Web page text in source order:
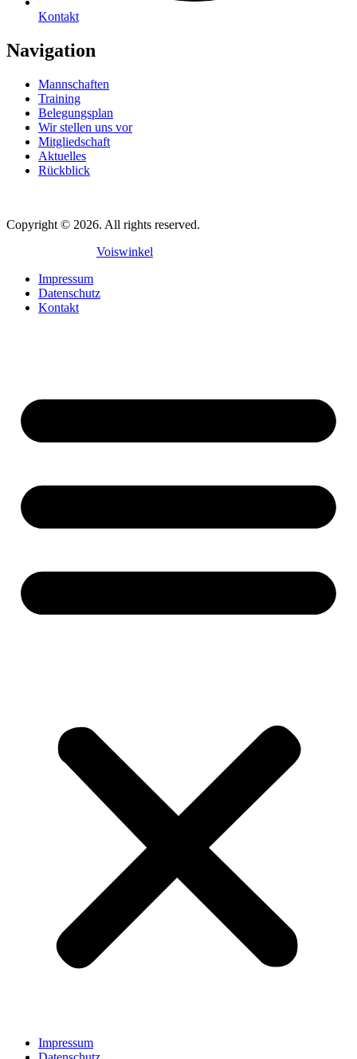
Kontakt
Navigation
Mannschaften
Training
Belegungsplan
Wir stellen uns vor
Mitgliedschaft
Aktuelles
Rückblick
Copyright © 2026. All rights reserved.
Voiswinkel
Impressum
Datenschutz
Kontakt
Impressum